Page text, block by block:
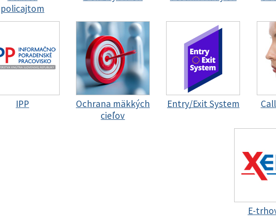
policajtom
IPP
Ochrana mäkkých
cieľov
Entry/Exit System
E-